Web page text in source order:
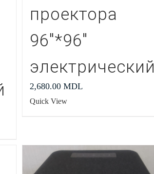
проектора
96″*96″
электрический
2,680.00MDL
Quick View